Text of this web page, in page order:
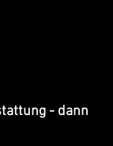
- dann